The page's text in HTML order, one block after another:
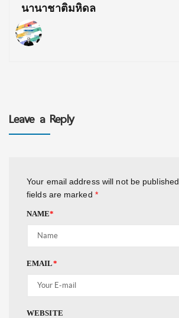
นานาชาติมหิดล
Leave a Reply
Your email address will not be published.
fields are marked *
NAME*
EMAIL*
WEBSITE